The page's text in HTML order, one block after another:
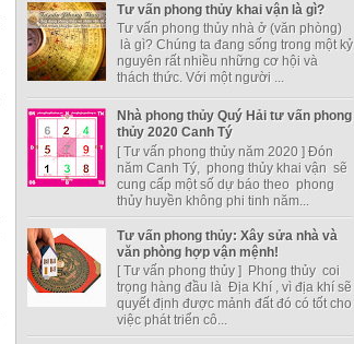
Tư vấn phong thủy khai vận là gì?
Tư vấn phong thủy nhà ở (văn phòng)
là gì? Chúng ta đang sống trong một kỷ
nguyên rất nhiều những cơ hội và
thách thức. Với một người ...
Nhà phong thủy Quý Hải tư vấn phong
thủy 2020 Canh Tý
[ Tư vấn phong thủy năm 2020 ] Đón
năm Canh Tý, phong thủy khai vận sẽ
cung cấp một số dự báo theo phong
thủy huyền không phi tinh năm...
Tư vấn phong thủy: Xây sửa nhà và
văn phòng hợp vận mệnh!
[ Tư vấn phong thủy ] Phong thủy coi
trọng hàng đầu là Địa Khí , vì địa khí sẽ
quyết định được mảnh đất đó có tốt cho
việc phát triển cô...